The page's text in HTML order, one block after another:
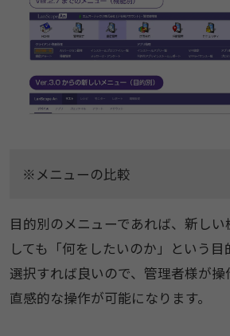
※メニューの比較
目的別のメニューであれば、新し
しても「何をしたいのか」という
選択すれば良いので、管理者様が操
直感的な操作が可能になります。